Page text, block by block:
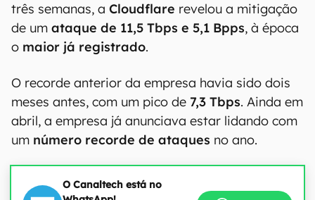
três semanas, a Cloudflare revelou a mitigação
de um ataque de 11,5 Tbps e 5,1 Bpps, à época
o maior já registrado.
O recorde anterior da empresa havia sido dois
meses antes, com um pico de 7,3 Tbps. Ainda em
abril, a empresa já anunciava estar lidando com
um número recorde de ataques no ano.
O Canaltech está no